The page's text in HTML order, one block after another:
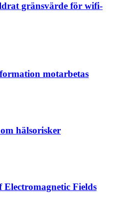
gränsvärde för wifi-
motarbetas
hälsorisker
Electromagnetic Fields